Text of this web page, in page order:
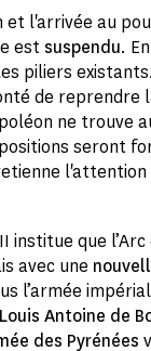
l'arrivée au
est suspendu.
piliers
de reprendre
ne trouve
seront
l'attention
institue que
avec une
l’armée
Louis Antoine de
des Pyrénées